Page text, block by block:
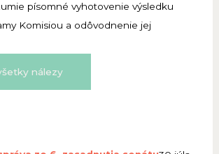
písomné vyhotovenie výsledku
Komisiou a odôvodnenie jej
nálezy